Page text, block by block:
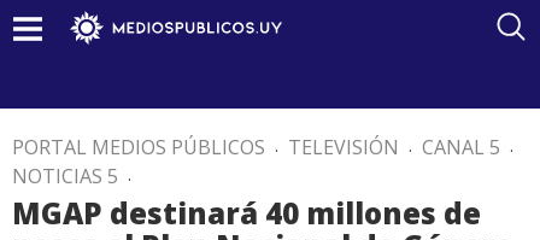
PORTAL MEDIOS PÚBLICOS . TELEVISIÓN . CANAL 5 .
NOTICIAS 5 .
MGAP destinará 40 millones de